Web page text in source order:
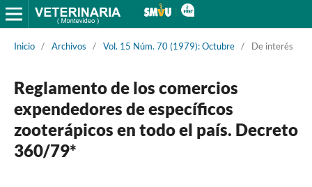
Inicio / Archivos / Vol. 15 Núm. 70 (1979): Octubre / De interés
Reglamento de los comercios
expendedores de específicos
zooterápicos en todo el país. Decreto
360/79*